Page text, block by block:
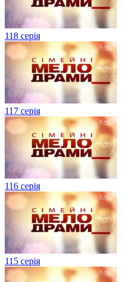
118 серія
117 серія
116 серія
115 серія